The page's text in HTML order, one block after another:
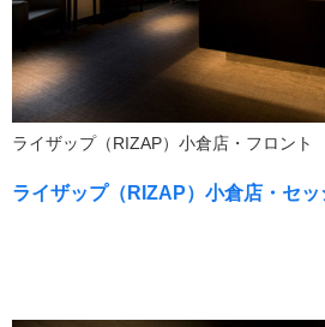
ライザップ（RIZAP）小倉店・フロント
ライザップ（RIZAP）小倉店・セッ